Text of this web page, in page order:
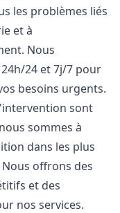
les problèmes liés
et à
Nous
24 et 7j/7 pour
besoins urgents.
sont
sommes à
dans les plus
offrons des
et des
nos services.